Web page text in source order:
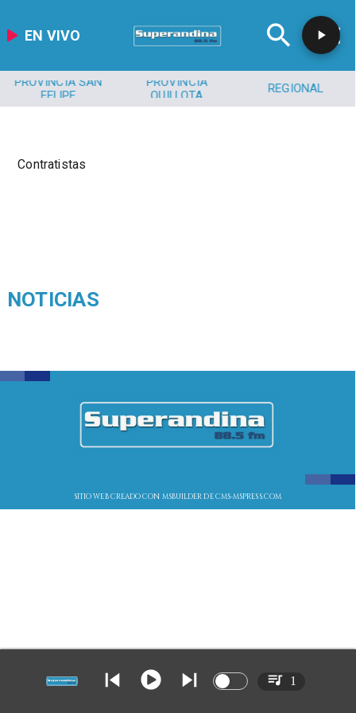
EN VIVO
PROVINCIA SAN
FELIPE
PROVINCIA
QUILLOTA
REGIONAL
Contratistas
NOTICIAS
SITIO WEB CREADO CON MSBUILDER DE CMS-MSPRESS.COM
1